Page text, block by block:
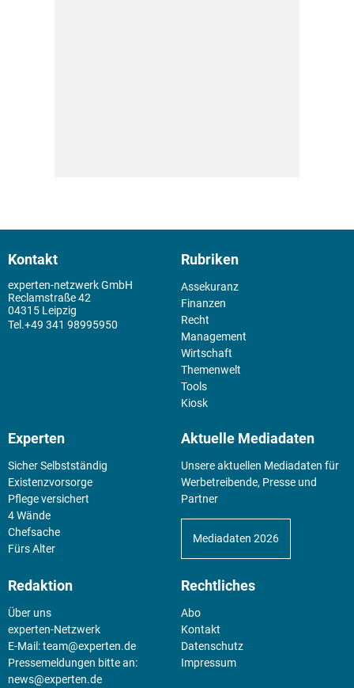
Kontakt
experten-netzwerk GmbH
Reclamstraße 42
04315 Leipzig
+49 341 98995950
Rubriken
Assekuranz
Finanzen
Recht
Management
Wirtschaft
Themenwelt
Tools
Kiosk
Experten
Sicher Selbstständig
Existenz­vorsorge
Pflege versichert
4 Wände
Chefsache
Fürs Alter
Aktuelle Mediadaten
Unsere aktuellen Mediadaten für
Werbetreibende, Presse und
Partner
Mediadaten 2026
Redaktion
Über uns
experten-Netzwerk
E-Mail:team@experten.de
Pressemeldungen bitte an:
news@experten.de
Rechtliches
Abo
Kontakt
Datenschutz
Impressum